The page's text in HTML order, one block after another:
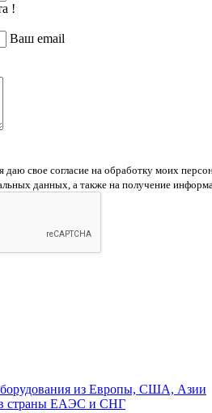
!
Ваш email
даю свое согласие на обработку моих
данных, а также на получение
из Европы, США, Азии
в страны ЕАЭС и СНГ